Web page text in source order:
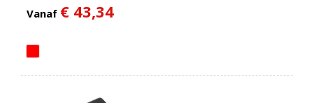
Vanaf € 43,34